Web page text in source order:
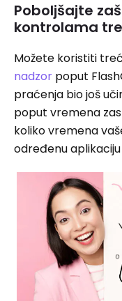
Poboljšajte
kontrolama
Možete koristiti
nadzor poput
praćenja bio još
poput vremena
koliko vremena
određenu